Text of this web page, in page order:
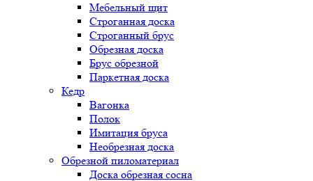
Мебельный щит
Строганная доска
Строганный брус
Обрезная доска
Брус обрезной
Паркетная доска
Кедр
Вагонка
Полок
Имитация бруса
Необрезная доска
Обрезной пиломатериал
Доска обрезная сосна